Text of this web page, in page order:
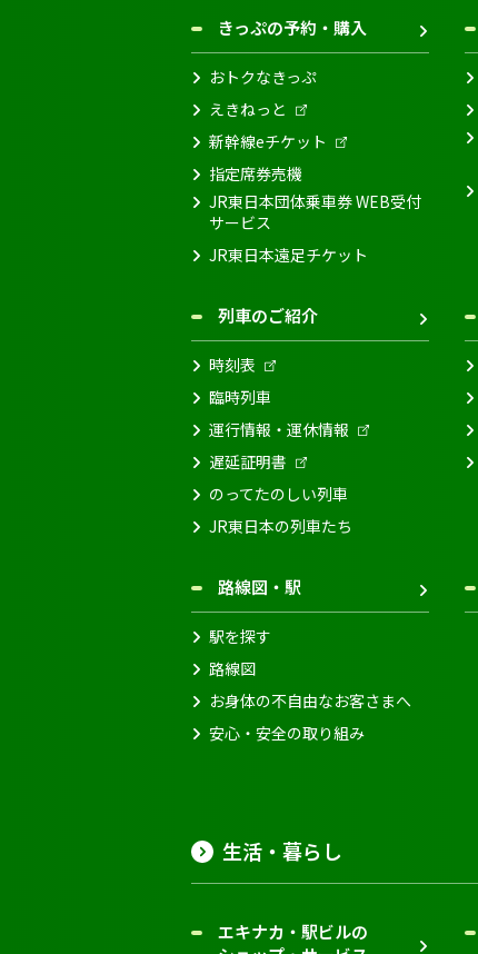
きっぷの予約・購入
おトクなきっぷ
えきねっと
新幹線eチケット
指定席券売機
JR東日本団体乗車券 WEB受付
サービス
JR東日本遠足チケット
列車のご紹介
時刻表
臨時列車
運行情報・運休情報
遅延証明書
のってたのしい列車
JR東日本の列車たち
路線図・駅
駅を探す
路線図
お身体の不自由なお客さまへ
安心・安全の取り組み
生活・暮らし
エキナカ・駅ビルの